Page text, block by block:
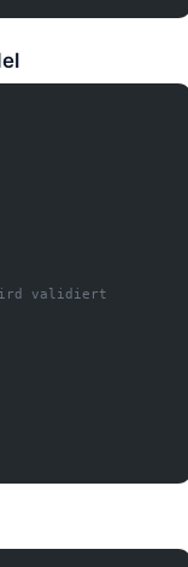
validiert